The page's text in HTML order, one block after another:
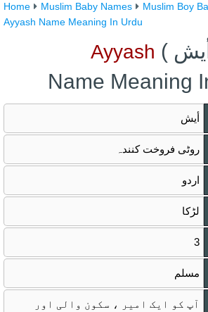
Home Muslim Baby Names
Muslim Boy
Ayyash Name Meaning In Urdu
Ayyash (
Name Meaning
أيش
روٹی فروخت کنندہ
اردو
لڑکا
3
مسلم
آپ کو ایک امیر ، سکون والی اور